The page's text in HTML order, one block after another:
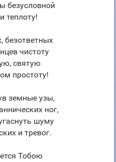
безусловной
теплоту!
безответных
чистоту
святую
простоту!
земные узы,
ног,
шуму
и тревог.
Тобою